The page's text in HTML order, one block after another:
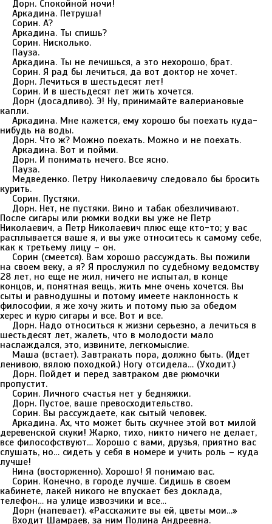
Дорн. Спокойной ночи!
Аркадина. Петруша!
Сорин. А?
Аркадина. Ты спишь?
Сорин. Нисколько.
Пауза.
Аркадина. Ты не лечишься, а это нехорошо, брат.
Сорин. Я рад бы лечиться, да вот доктор не хочет.
Дорн. Лечиться в шестьдесят лет!
Сорин. И в шестьдесят лет жить хочется.
Дорн (досадливо). Э! Ну, принимайте валериановые
капли.
Аркадина. Мне кажется, ему хорошо бы поехать куда-
нибудь на воды.
Дорн. Что ж? Можно поехать. Можно и не поехать.
Аркадина. Вот и пойми.
Дорн. И понимать нечего. Все ясно.
Пауза.
Медведенко. Петру Николаевичу следовало бы бросить
курить.
Сорин. Пустяки.
Дорн. Нет, не пустяки. Вино и табак обезличивают.
После сигары или рюмки водки вы уже не Петр
Николаевич, а Петр Николаевич плюс еще кто-то; у вас
расплывается ваше я, и вы уже относитесь к самому себе,
как к третьему лицу – он.
Сорин (смеется). Вам хорошо рассуждать. Вы пожили
на своем веку, а я? Я прослужил по судебному ведомству
28 лет, но еще не жил, ничего не испытал, в конце
концов, и, понятная вещь, жить мне очень хочется. Вы
сыты и равнодушны и потому имеете наклонность к
философии, я же хочу жить и потому пью за обедом
херес и курю сигары и все. Вот и все.
Дорн. Надо относиться к жизни серьезно, а лечиться в
шестьдесят лет, жалеть, что в молодости мало
наслаждался, это, извините, легкомыслие.
Маша (встает). Завтракать пора, должно быть. (Идет
ленивою, вялою походкой.) Ногу отсидела… (Уходит.)
Дорн. Пойдет и перед завтраком две рюмочки
пропустит.
Сорин. Личного счастья нет у бедняжки.
Дорн. Пустое, ваше превосходительство.
Сорин. Вы рассуждаете, как сытый человек.
Аркадина. Ах, что может быть скучнее этой вот милой
деревенской скуки! Жарко, тихо, никто ничего не делает,
все философствуют… Хорошо с вами, друзья, приятно вас
слушать, но… сидеть у себя в номере и учить роль – куда
лучше!
Нина (восторженно). Хорошо! Я понимаю вас.
Сорин. Конечно, в городе лучше. Сидишь в своем
кабинете, лакей никого не впускает без доклада,
телефон… на улице извозчики и все…
Дорн (напевает). «Расскажите вы ей, цветы мои…»
Входит Шамраев, за ним Полина Андреевна.